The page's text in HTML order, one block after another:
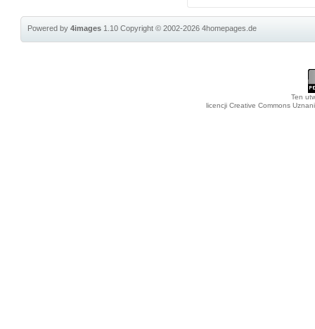
Powered by4images 1.10Copyright © 2002-20264homepages.de
Ten
licencji Creative Commons